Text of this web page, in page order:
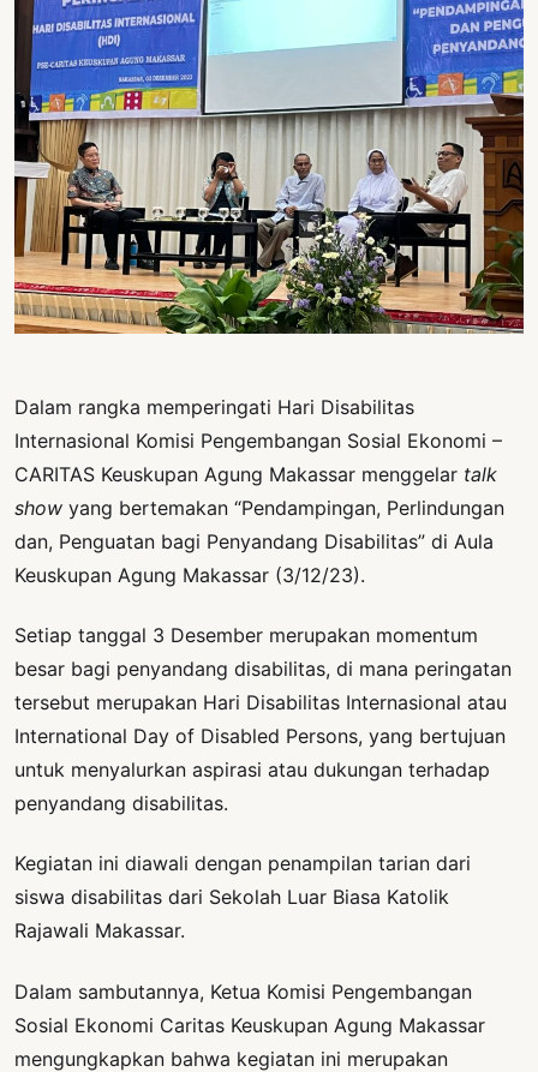
Dalam rangka memperingati Hari Disabilitas
Internasional Komisi Pengembangan Sosial Ekonomi –
CARITAS Keuskupan Agung Makassar menggelar talk
show yang bertemakan “Pendampingan, Perlindungan
dan, Penguatan bagi Penyandang Disabilitas” di Aula
Keuskupan Agung Makassar (3/12/23).
Setiap tanggal 3 Desember merupakan momentum
besar bagi penyandang disabilitas, di mana peringatan
tersebut merupakan Hari Disabilitas Internasional atau
International Day of Disabled Persons, yang bertujuan
untuk menyalurkan aspirasi atau dukungan terhadap
penyandang disabilitas.
Kegiatan ini diawali dengan penampilan tarian dari
siswa disabilitas dari Sekolah Luar Biasa Katolik
Rajawali Makassar.
Dalam sambutannya, Ketua Komisi Pengembangan
Sosial Ekonomi Caritas Keuskupan Agung Makassar
mengungkapkan bahwa kegiatan ini merupakan